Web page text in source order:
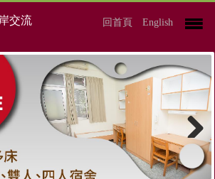
交流
回首頁 English
Next